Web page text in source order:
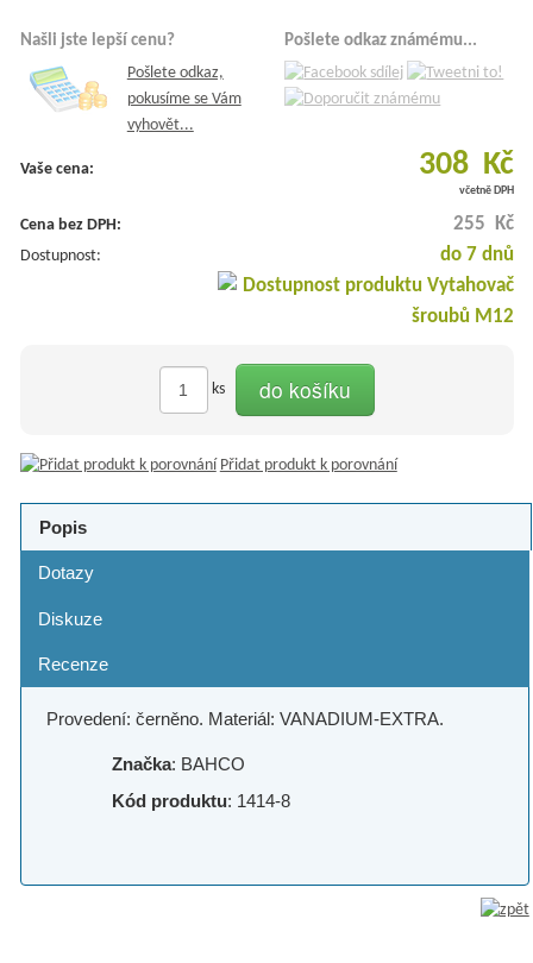
Našli jste lepší cenu?
Pošlete odkaz,
pokusíme se Vám
vyhovět...
Pošlete odkaz známému...
Vaše cena: 308 Kč
včetně DPH
Cena bez DPH: 255 Kč
Dostupnost: do 7 dnů
ks do košíku
Přidat produkt k porovnání
Popis
Dotazy
Diskuze
Recenze
Provedení: černěno. Materiál: VANADIUM-EXTRA.
Značka: BAHCO
Kód produktu: 1414-8